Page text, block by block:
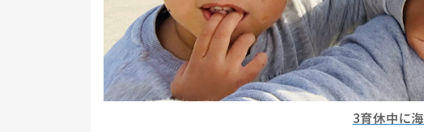
3育休中に